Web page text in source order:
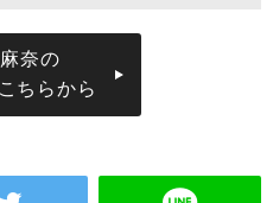
奈の
ちらから